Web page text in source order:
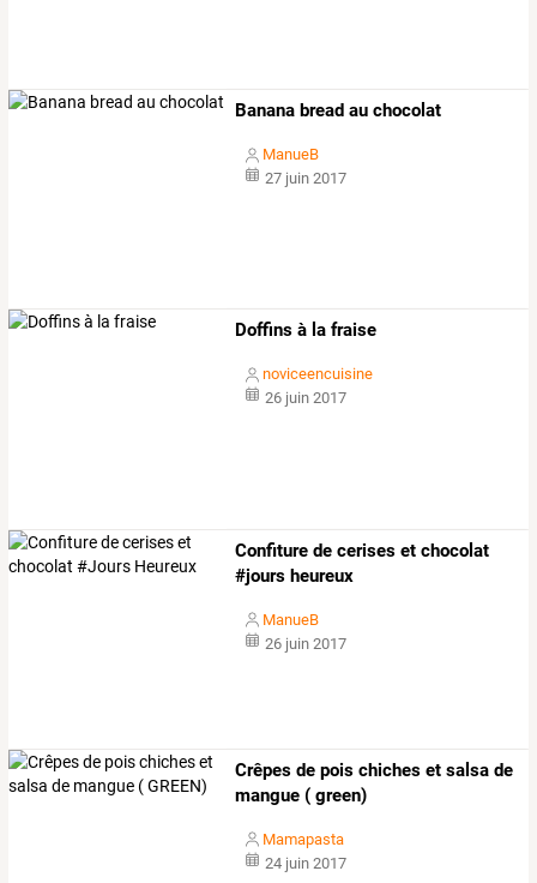
Banana bread au chocolat
ManueB
27 juin 2017
Doffins à la fraise
noviceencuisine
26 juin 2017
Confiture de cerises et chocolat
#jours heureux
ManueB
26 juin 2017
Crêpes de pois chiches et salsa de
mangue ( green)
Mamapasta
24 juin 2017